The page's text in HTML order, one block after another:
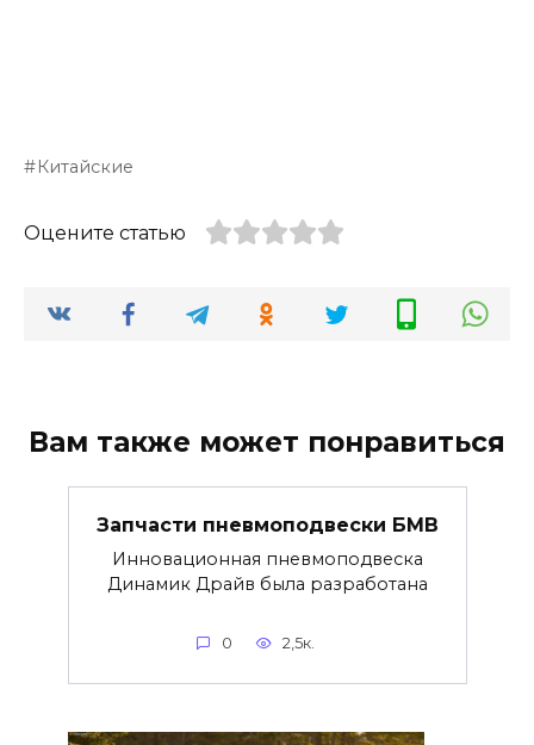
Китайские
Оцените статью
Вам также может понравиться
Запчасти пневмоподвески БМВ
Инновационная пневмоподвеска
Динамик Драйв была разработана
0 2,5к.